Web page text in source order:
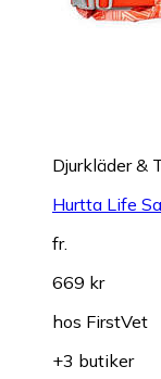
Djurkläder &
Hurtta Life
fr.
669 kr
hos FirstVet
+3 butiker